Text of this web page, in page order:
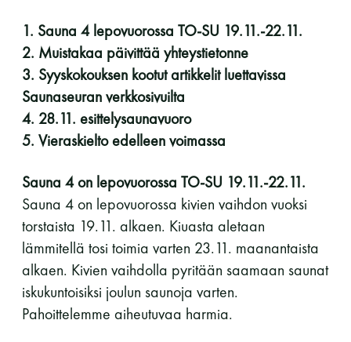
-Naisten päivät ovat maanantai ja
torstai
-Miesten päivät tiistai, keskiviikko,
-Kuukauden ensimmäinen lauantai on on
jaettu lauantai
1. Sauna 4 lepovuorossa TO-SU 19.11.-22.11.
2. Muistakaa päivittää yhteystietonne
3. Syyskokouksen kootut artikkelit luettavissa
Saunaseuran verkkosivuilta
4. 28.11. esittelysaunavuoro
5. Vieraskielto edelleen voimassa
Sauna 4 on lepovuorossa TO-SU 19.11.-22.11.
Sauna 4 on lepovuorossa kivien vaihdon vuoksi
torstaista 19.11. alkaen. Kiuasta aletaan
lämmitellä tosi toimia varten 23.11. maanantaista
alkaen. Kivien vaihdolla pyritään saamaan saunat
iskukuntoisiksi joulun saunoja varten.
Pahoittelemme aiheutuvaa harmia.